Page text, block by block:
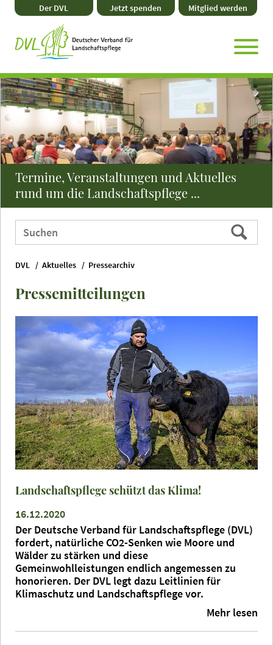
Direkt
zum
Zum
Hauptmenü
Zum
Seitenende
Zur
Website-
Der DVL Jetzt spenden Mitglied werden
Termine, Veranstaltungen und Aktuelles
rund um die Landschaftspflege ...
Webauftritt
durchsuchen
Suchen
DVL Aktuelles Pressearchiv
Pressemitteilungen
Landschaftspflege schützt das Klima!
16.12.2020
Der Deutsche Verband für Landschaftspflege (DVL)
fordert, natürliche CO2-Senken wie Moore und
Wälder zu stärken und diese
Gemeinwohlleistungen endlich angemessen zu
honorieren. Der DVL legt dazu Leitlinien für
Klimaschutz und Landschaftspflege vor.
Mehr lesen